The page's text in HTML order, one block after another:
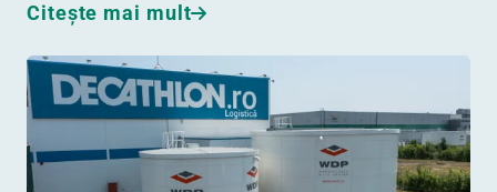
Citeşte mai mult